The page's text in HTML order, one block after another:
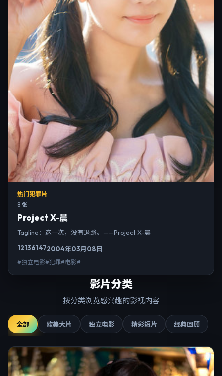
热门犯罪片
8 张
Project X-晨
Tagline：这一次，没有退路。——Project X-晨
121361472004年03月08日
#独立电影#犯罪#电影#
影片分类
按分类浏览感兴趣的影视内容
全部 欧美大片 独立电影 精彩短片 经典回顾